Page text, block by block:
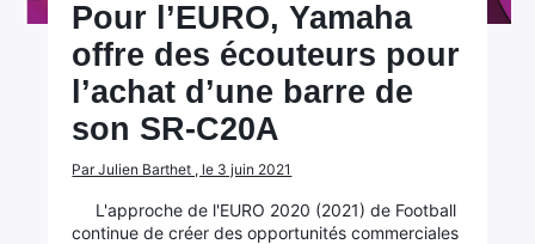
Pour l’EURO, Yamaha
offre des écouteurs pour
l’achat d’une barre de
son SR-C20A
Par Julien Barthet , le 3 juin 2021
L'approche de l'EURO 2020 (2021) de Football
continue de créer des opportunités commerciales